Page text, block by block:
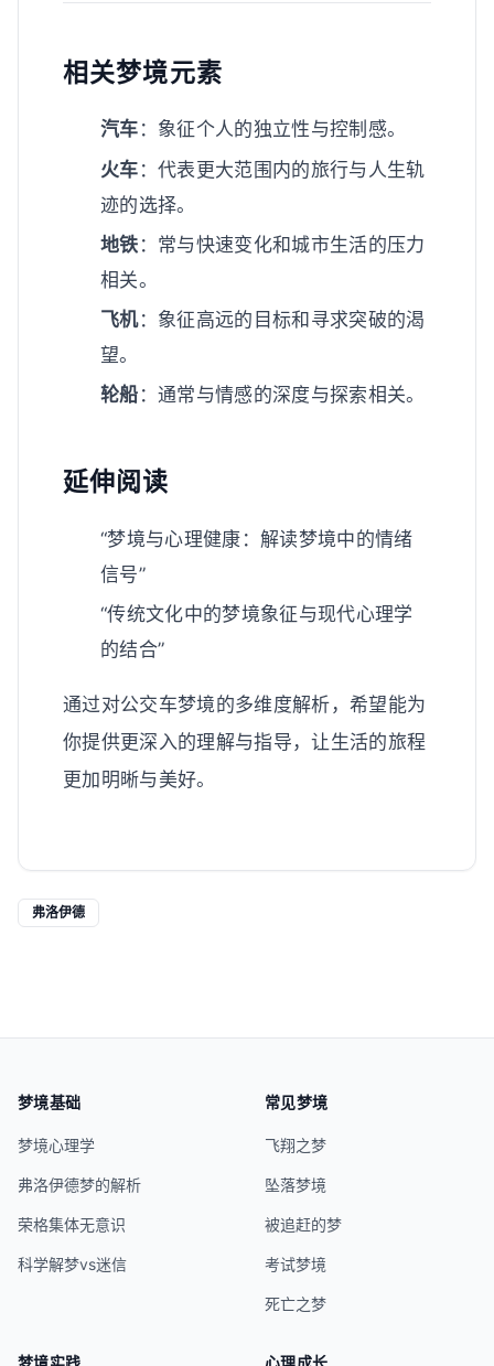
相关梦境元素
汽车 ：象征个人的独立性与控制感。
火车 ：代表更大范围内的旅行与人生轨
迹的选择。
地铁 ：常与快速变化和城市生活的压力
相关。
飞机：象征高远的目标和寻求突破的渴
望。
轮船 ：通常与情感的深度与探索相关。
延伸阅读
“梦境与心理健康：解读梦境中的情绪
信号”
“传统文化中的梦境象征与现代心理学
的结合”
通过对公交车梦境的多维度解析，希望能为
你提供更深入的理解与指导，让生活的旅程
更加明晰与美好。
弗洛伊德
梦境基础
梦境心理学
弗洛伊德梦的解析
荣格集体无意识
科学解梦vs迷信
常见梦境
飞翔之梦
坠落梦境
被追赶的梦
考试梦境
死亡之梦